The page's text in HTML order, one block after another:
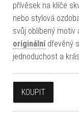
přívěsek na klíče
nebo stylová
svůj oblíbený motiv
originálnídřevěný
jednoduchost a
KOUPIT